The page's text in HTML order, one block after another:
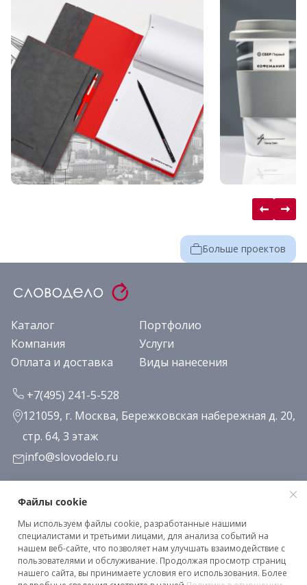
Больше проектов
Каталог
Портфолио
Компания
Услуги
Оплата и доставка
Виды нанесения
+7(495) 241-5-528
121059, г. Москва, Бережковская набережная д. 20,
стр. 64, 3 этаж
info@slovodelo.ru
Заказать звонок
Подписаться на рассылку
Клиентское соглашение
Файлы cookie
Мы используем файлы cookie, разработанные нашими
специалистами и третьими лицами, для анализа событий на
нашем веб-сайте, что позволяет нам улучшать взаимодействие с
пользователями и обслуживание. Продолжая просмотр страниц
нашего сайта, вы принимаете условия его использования. Более